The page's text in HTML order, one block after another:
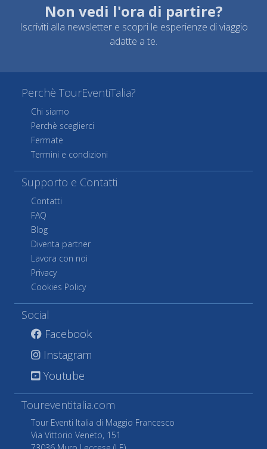
Non vedi l'ora di partire?
Iscriviti alla newsletter e scopri le esperienze di viaggio
adatte a te.
Perchè TourEventiTalia?
Chi siamo
Perchè sceglierci
Fermate
Termini e condizioni
Supporto e Contatti
Contatti
FAQ
Blog
Diventa partner
Lavora con noi
Privacy
Cookies Policy
Social
Facebook
Instagram
Youtube
Toureventitalia.com
Tour Eventi Italia di Maggio Francesco
Via Vittorio Veneto, 151